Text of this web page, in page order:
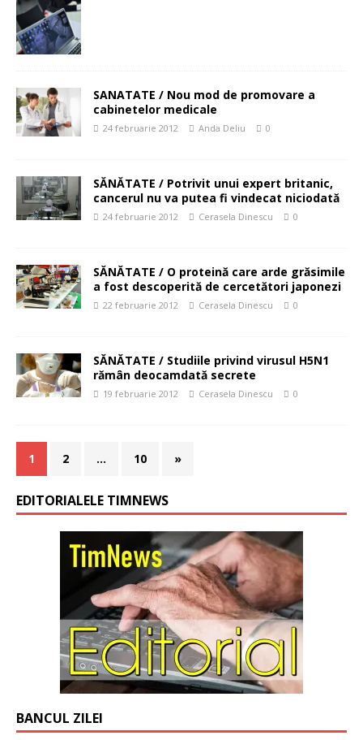
SANATATE / Nou mod de promovare a
cabinetelor medicale
24 februarie 2012 Anda Deliu 0
SĂNĂTATE / Potrivit unui expert britanic,
cancerul nu va putea fi vindecat niciodată
24 februarie 2012 Cerasela Dinescu 0
SĂNĂTATE / O proteină care arde grăsimile
a fost descoperită de cercetători japonezi
22 februarie 2012 Cerasela Dinescu 0
SĂNĂTATE / Studiile privind virusul H5N1
rămân deocamdată secrete
19 februarie 2012 Cerasela Dinescu 0
1 2 … 10 »
EDITORIALELE TIMNEWS
BANCUL ZILEI